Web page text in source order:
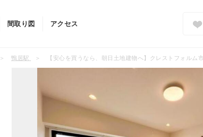
間取り図 アクセス
鴨居駅 【安心を買うなら、朝日土地建物へ】クレストフォルム